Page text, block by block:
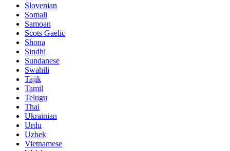
Slovenian
Somali
Samoan
Scots Gaelic
Shona
Sindhi
Sundanese
Swahili
Tajik
Tamil
Telugu
Thai
Ukrainian
Urdu
Uzbek
Vietnamese